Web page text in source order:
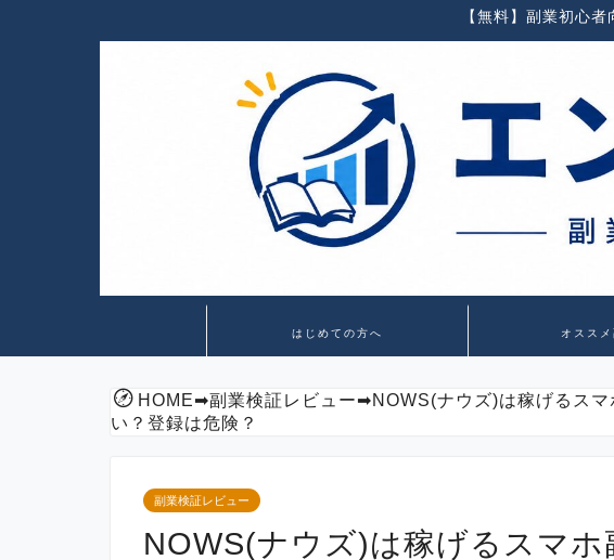
【無料】副業初心
はじめての方へ オススメ
HOME➡副業検証レビュー➡NOWS(ナウズ)は稼げるス
い？登録は危険？
副業検証レビュー
NOWS(ナウズ)は稼げるスマホ